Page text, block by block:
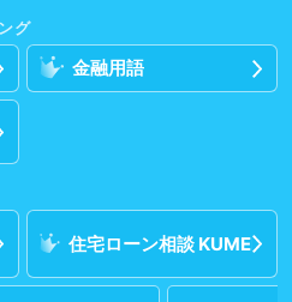
金融用語
住宅ローン相談